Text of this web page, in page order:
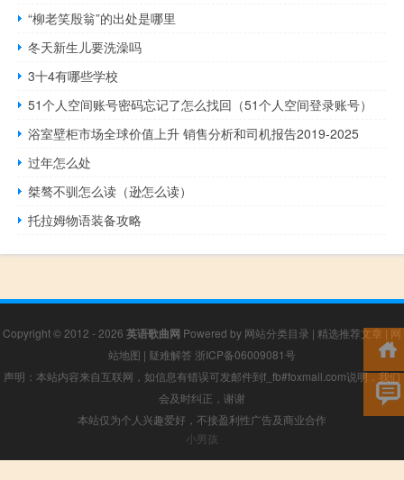
“柳老笑殷翁”的出处是哪里
冬天新生儿要洗澡吗
3十4有哪些学校
51个人空间账号密码忘记了怎么找回（51个人空间登录账号）
浴室壁柜市场全球价值上升 销售分析和司机报告2019-2025
过年怎么处
桀骜不驯怎么读（逊怎么读）
托拉姆物语装备攻略
Copyright © 2012 - 2026 英语歌曲网 Powered by 网站分类目录 | 精选推荐文章|网
站地图 | 疑难解答 浙ICP备06009081号
声明：本站内容来自互联网，如信息有错误可发邮件到f_fb#foxmail.com说明，我们
会及时纠正，谢谢
本站仅为个人兴趣爱好，不接盈利性广告及商业合作
小男孩